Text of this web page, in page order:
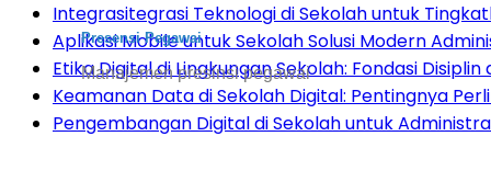
Presensi Pegawai
Manajemen presinsi pegawai
Integrasitegrasi Teknologi di Sekolah untuk
Aplikasi Mobile untuk Sekolah Solusi Modern
Etika Digital di Lingkungan Sekolah: Fondasi Disiplin
Keamanan Data di Sekolah Digital: Pentingnya
Pengembangan Digital di Sekolah untuk